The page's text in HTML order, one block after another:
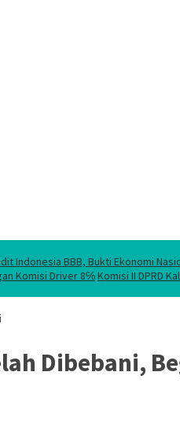
Indonesia BBB, Bukti Ekonomi
Komisi Driver 8℅Komisi II DPRD
Dibebani,